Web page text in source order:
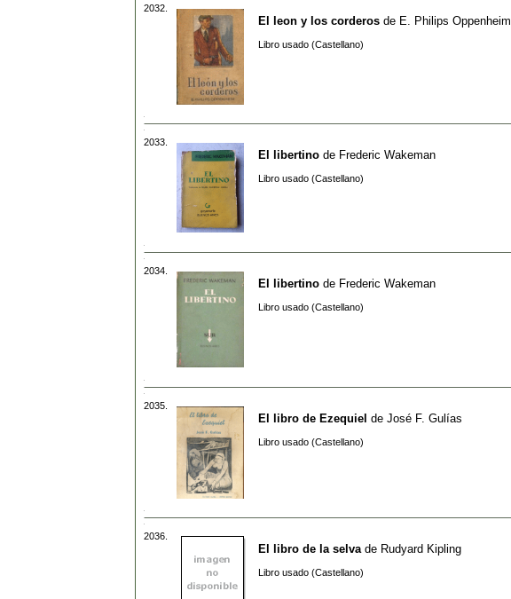
2032.
El leon y los corderos de E. Philips Oppenheim
Libro usado (Castellano)
2033.
El libertino de Frederic Wakeman
Libro usado (Castellano)
2034.
El libertino de Frederic Wakeman
Libro usado (Castellano)
2035.
El libro de Ezequiel de José F. Gulías
Libro usado (Castellano)
2036.
El libro de la selva de Rudyard Kipling
Libro usado (Castellano)